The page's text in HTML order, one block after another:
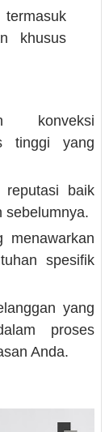
khusus
konveksi
tinggi yang
baik
sebelumnya.
menawarkan
spesifik
yang
proses
Anda.